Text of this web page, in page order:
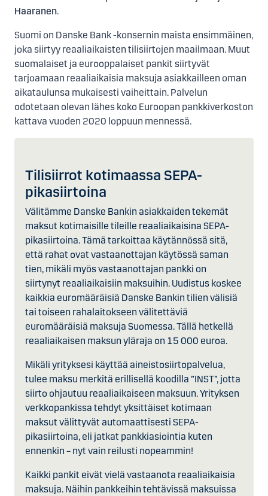
Haaranen.
Suomi on Danske Bank -konsernin maista ensimmäinen,
joka siirtyy reaaliaikaisten tilisiirtojen maailmaan. Muut
suomalaiset ja eurooppalaiset pankit siirtyvät
tarjoamaan reaaliaikaisia maksuja asiakkailleen oman
aikataulunsa mukaisesti vaiheittain. Palvelun
odotetaan olevan lähes koko Euroopan pankkiverkoston
kattava vuoden 2020 loppuun mennessä.
Tilisiirrot kotimaassa SEPA-
pikasiirtoina
Välitämme Danske Bankin asiakkaiden tekemät
maksut kotimaisille tileille reaaliaikaisina SEPA-
pikasiirtoina. Tämä tarkoittaa käytännössä sitä,
että rahat ovat vastaanottajan käytössä saman
tien, mikäli myös vastaanottajan pankki on
siirtynyt reaaliaikaisiin maksuihin. Uudistus koskee
kaikkia euromääräisiä Danske Bankin tilien välisiä
tai toiseen rahalaitokseen välitettäviä
euromääräisiä maksuja Suomessa. Tällä hetkellä
reaaliaikaisen maksun yläraja on 15 000 euroa.
Mikäli yrityksesi käyttää aineistosiirtopalvelua,
tulee maksu merkitä erillisellä koodilla ”INST”, jotta
siirto ohjautuu reaaliaikaiseen maksuun. Yrityksen
verkkopankissa tehdyt yksittäiset kotimaan
maksut välittyvät automaattisesti SEPA-
pikasiirtoina, eli jatkat pankkiasiointia kuten
ennenkin – nyt vain reilusti nopeammin!
Kaikki pankit eivät vielä vastaanota reaaliaikaisia
maksuja. Näihin pankkeihin tehtävissä maksuissa